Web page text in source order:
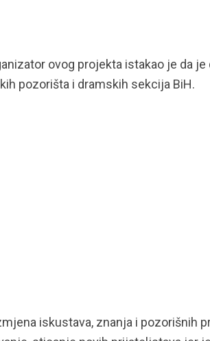
ovog projekta istakao je da je
pozorišta i dramskih sekcija BiH.
iskustava, znanja i pozorišnih